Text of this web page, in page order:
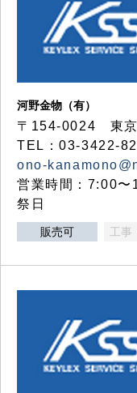
河野金物（有）
〒154-0024 東京
TEL：03-3422-
ono-
営業時間：7:00〜
祭日
販売可 工事